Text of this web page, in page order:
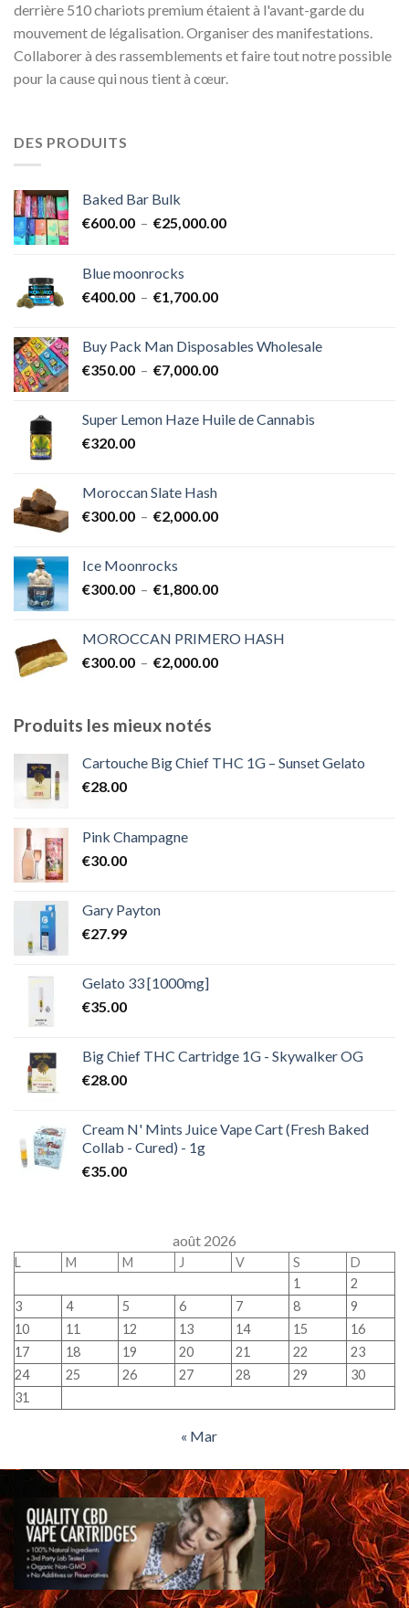
derrière 510 chariots premium étaient à l'avant-garde du
mouvement de légalisation. Organiser des manifestations.
Collaborer à des rassemblements et faire tout notre possible
pour la cause qui nous tient à cœur.
DES PRODUITS
Baked Bar Bulk
€600.00 – €25,000.00Plage
Blue moonrocks
€400.00 – €1,700.00Plage
€400.00
à
Buy Pack Man Disposables Wholesale
€350.00 – €7,000.00Plage
€350.00
Super Lemon Haze Huile de Cannabis
€320.00
Moroccan Slate Hash
€300.00 – €2,000.00Plage
à
Ice Moonrocks
€300.00 – €1,800.00Plage
€300.00
à
MOROCCAN PRIMERO HASH
€300.00 – €2,000.00Plage
€2,000.00
Produits les mieux notés
Cartouche Big Chief THC 1G – Sunset Gelato
€28.00
Pink Champagne
€30.00
Gary Payton
€27.99
Gelato 33 [1000mg]
€35.00
Big Chief THC Cartridge 1G - Skywalker OG
€28.00
Cream N' Mints Juice Vape Cart (Fresh Baked
Collab - Cured) - 1g
€35.00
août 2026
L M M J V S
D
1
2
3
4 5 6 7 8
9
10
11 12 13 14 15
16
17
18 19 20 21 22
23
24
25 26 27 28 29
30
31
« Mar